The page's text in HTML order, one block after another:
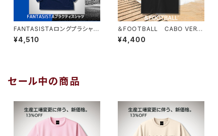
FANTASISTAロングプラシャ
ツ ネイビー
¥4,510
＆FOOTBALL CABO VERD
E BOX TEE ブラックホワイト
¥4,400
セール中の商品